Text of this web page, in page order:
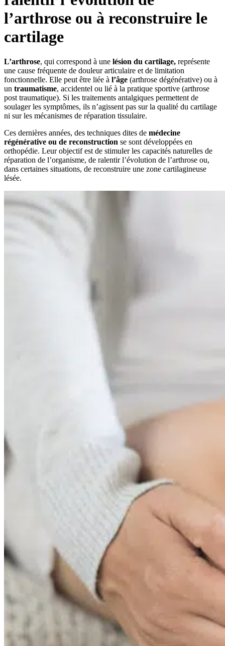
l’arthrose ou à reconstruire le
cartilage
L’arthrose, qui correspond à une lésion du cartilage, représente
une cause fréquente de douleur articulaire et de limitation
fonctionnelle. Elle peut être liée à l’âge (arthrose dégénérative) ou à
un traumatisme, accidentel ou lié à la pratique sportive (arthrose
post traumatique). Si les traitements antalgiques permettent de
soulager les symptômes, ils n’agissent pas sur la qualité du cartilage
ni sur les mécanismes de réparation tissulaire.
Ces dernières années, des techniques dites de médecine
régénérative ou de reconstruction se sont développées en
orthopédie. Leur objectif est de stimuler les capacités naturelles de
réparation de l’organisme, de ralentir l’évolution de l’arthrose ou,
dans certaines situations, de reconstruire une zone cartilagineuse
lésée.